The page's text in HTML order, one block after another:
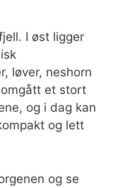
I øst ligger
løver, neshorn
et stort
og i dag kan
og lett
og se